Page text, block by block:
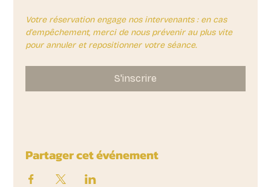
Votre réservation engage nos intervenants : en cas
d'empêchement, merci de nous prévenir au plus vite
pour annuler et repositionner votre séance.
S'inscrire
Partager cet événement